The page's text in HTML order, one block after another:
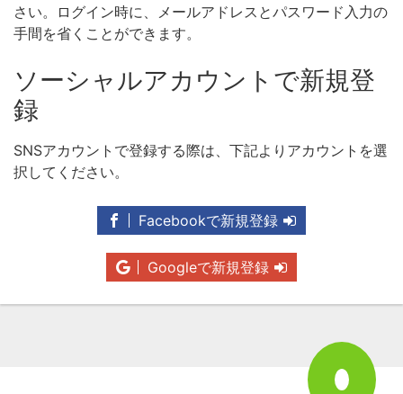
さい。ログイン時に、メールアドレスとパスワード入力の
手間を省くことができます。
ソーシャルアカウントで新規登
録
SNSアカウントで登録する際は、下記よりアカウントを選
択してください。
Facebookで新規登録
Googleで新規登録